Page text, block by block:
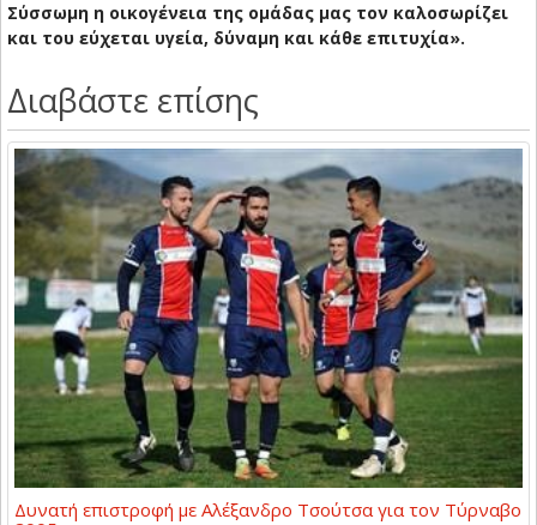
Σύσσωμη η οικογένεια της ομάδας μας τον καλοσωρίζει
και του εύχεται υγεία, δύναμη και κάθε επιτυχία».
Διαβάστε επίσης
Δυνατή επιστροφή με Αλέξανδρο Τσούτσα για τον Τύρναβο